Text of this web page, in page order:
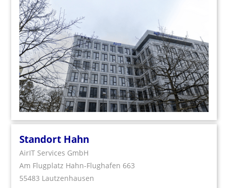
Standort Hahn
AirIT Services GmbH
Am Flugplatz Hahn-Flughafen 663
55483 Lautzenhausen